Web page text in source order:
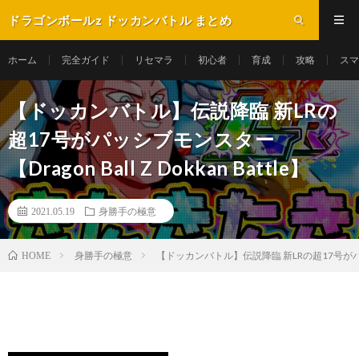
ドラゴンボールz ドッカンバトル まとめ
ホーム 完全ガイド リセマラ 初心者 育成 攻略 ス
【ドッカンバトル】伝説降臨 新LRの
超17号がパッシブモンスター
【Dragon Ball Z Dokkan Battle】
2021.05.19 身勝手の極意
HOME 身勝手の極意 【ドッカンバトル】伝説降臨 新LRの超17号